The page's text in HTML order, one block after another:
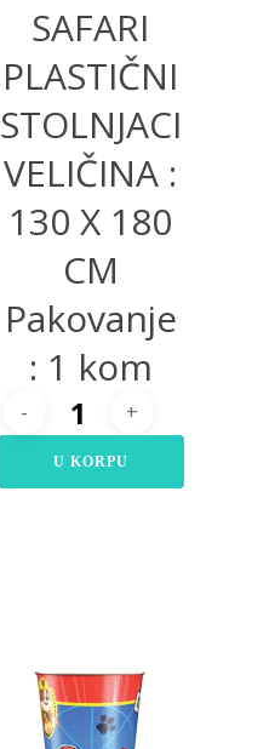
SAFARI
PLASTIČNI
STOLNJACI
VELIČINA :
130 X 180
CM
Pakovanje
: 1 kom
U KORPU
220,00RSD